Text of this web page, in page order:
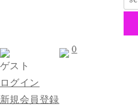
ゲスト
ログイン
新規会員登録
0